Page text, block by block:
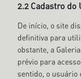
2.2 Cadastro do
De início, o site
definitiva para
obstante, a
prévio para
sentido, o usuário